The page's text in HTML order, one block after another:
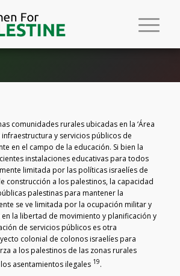
comunidades rurales ubicadas en la ‘Área
infraestructura y servicios públicos de
en el campo de la educación. Si bien la
instalaciones educativas para todos
limitada por las políticas israelíes de
construcción a los palestinos, la capacidad
palestinas para mantener la
se ve limitada por la ocupación militar y
la libertad de movimiento y planificación y
de servicios públicos es otra
colonial de colonos israelíes para
a los palestinos de las zonas rurales
asentamientos ilegales 19.